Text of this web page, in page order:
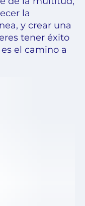
la
y crear una
tener éxito
el camino a